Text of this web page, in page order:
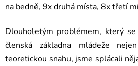
na bedně, 9x druhá místa, 8x třetí
Dlouholetým problémem, který se
členská základna mládeže
teoretickou snahu, jsme splácali